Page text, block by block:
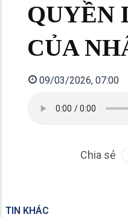
QUYỀN
CỦA
09/03/2026, 07:00
Chia sẻ
TIN KHÁC